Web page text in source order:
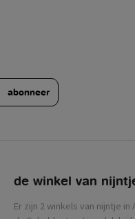
abonneer
de winkel van
Er zijn 2 winkels van nijntje in